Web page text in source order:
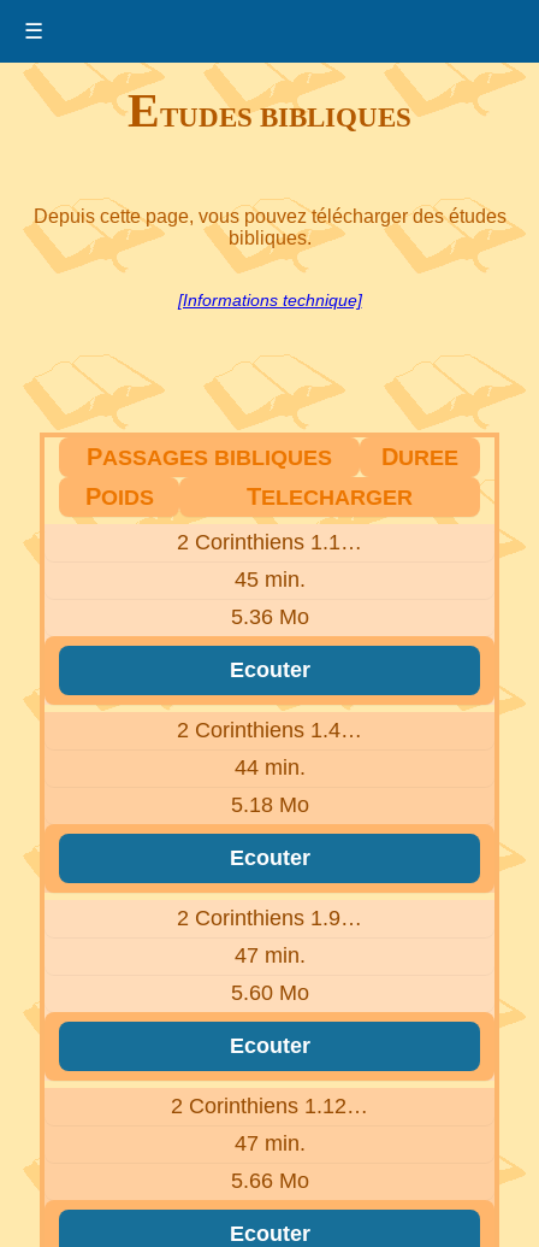
☰
ETUDES BIBLIQUES
Depuis cette page, vous pouvez télécharger des études
bibliques.
[Informations technique]
PASSAGES BIBLIQUES DUREE
POIDS TELECHARGER
2 Corinthiens 1.1…
45 min.
5.36 Mo
Ecouter
2 Corinthiens 1.4…
44 min.
5.18 Mo
Ecouter
2 Corinthiens 1.9…
47 min.
5.60 Mo
Ecouter
2 Corinthiens 1.12…
47 min.
5.66 Mo
Ecouter